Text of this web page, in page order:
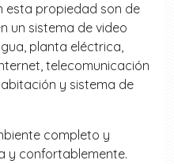
esta propiedad son de
un sistema de video
planta eléctrica,
telecomunicación
y sistema de
completo y
y confortablemente.